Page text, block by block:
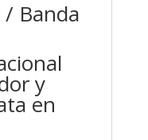
Banda
y
en